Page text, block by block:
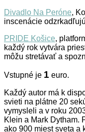
Divadlo Na Peróne,
inscenácie
PRIDE Košice,
každý rok vytvára
môžu stretávať a
Vstupné je 1 euro.
Každý autor má k
svieti na plátne 20
vymysleli a v roku
Klein a Mark Dytham.
ako 900 miest sveta a